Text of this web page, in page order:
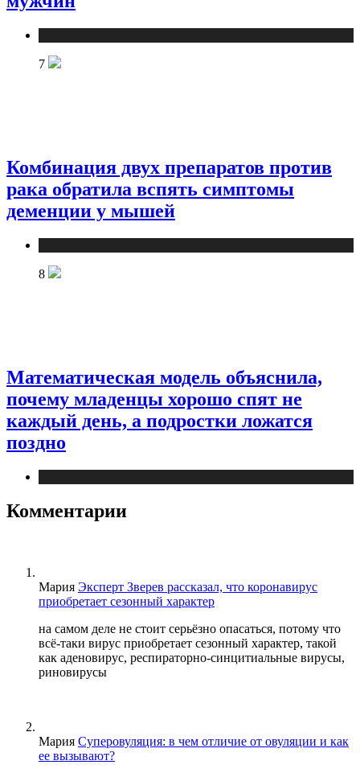
7
Комбинация двух препаратов против
рака обратила вспять симптомы
деменции у мышей
8
Математическая модель объяснила,
почему младенцы хорошо спят не
каждый день, а подростки ложатся
поздно
Комментарии
Мария Эксперт Зверев рассказал, что коронавирус
приобретает сезонный характер
на самом деле не стоит серьёзно опасаться, потому что
всё-таки вирус приобретает сезонный характер, такой
как аденовирус, респираторно-синцитиальные вирусы,
риновирусы
Мария Суперовуляция: в чем отличие от овуляции и как
ее вызывают?